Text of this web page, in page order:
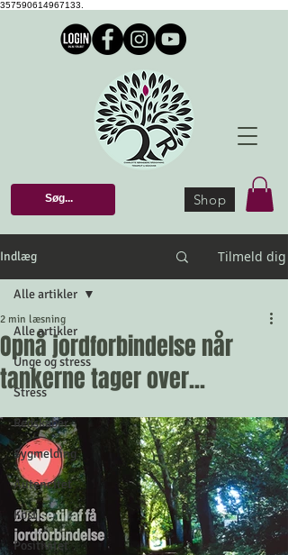
357590614967133.
Shop
Indlæg Tilmeld dig
Alle artikler
Unge og stress
Stress
Redskaber
Sygmelding
Autencitet
Kost
Positivitet
Alle artikler
Opnå jordforbindelse når
tankerne tager over...
2 min læsning